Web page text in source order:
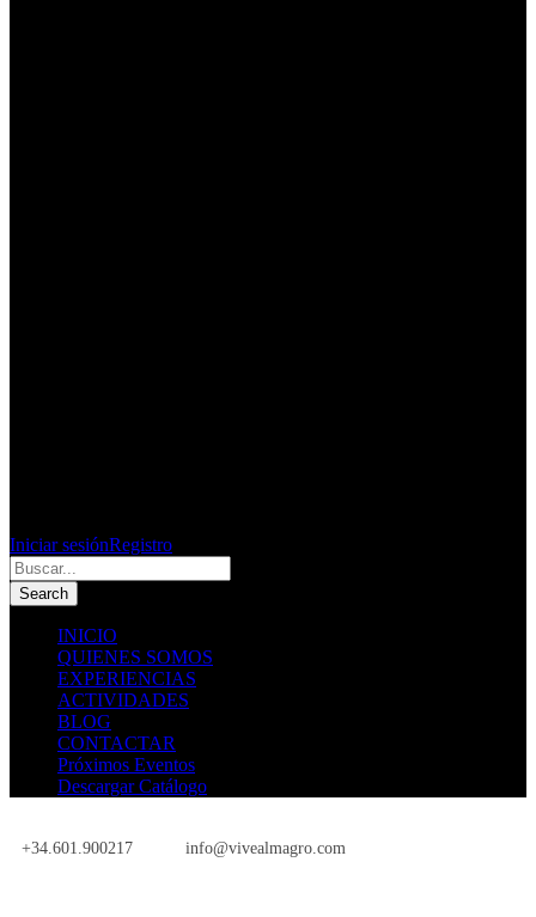
Iniciar sesiónRegistro
INICIO
QUIENES SOMOS
EXPERIENCIAS
ACTIVIDADES
BLOG
CONTACTAR
Próximos Eventos
Descargar Catálogo
+34.601.900217
info@vivealmagro.com